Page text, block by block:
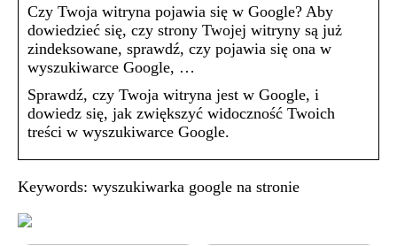
Czy Twoja witryna pojawia się w Google? Aby
dowiedzieć się, czy strony Twojej witryny są już
zindeksowane, sprawdź, czy pojawia się ona w
wyszukiwarce Google, …
Sprawdź, czy Twoja witryna jest w Google, i
dowiedz się, jak zwiększyć widoczność Twoich
treści w wyszukiwarce Google.
Keywords: wyszukiwarka google na stronie